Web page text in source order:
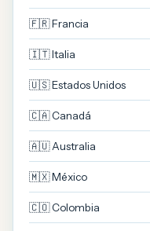
🇫🇷 Francia
🇮🇹 Italia
🇺🇸 Estados Unidos
🇨🇦 Canadá
🇦🇺 Australia
🇲🇽 México
🇨🇴 Colombia